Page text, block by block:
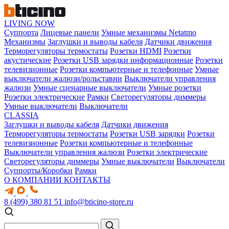
LIVING NOW
Суппорта Лицевые панели Умные механизмы Netatmo
Механизмы Заглушки и выводы кабеля Датчики движения
Терморегуляторы термостаты Розетки HDMI Розетки
акустические Розетки USB зарядки информационные Розетки
телевизионные Розетки компьютерные и телефонные Умные
выключатели жалюзи/рольставни Выключатели управления
жалюзи Умные сценарные выключатели Умные розетки
Розетки электрические Рамки Светорегуляторы диммеры
Умные выключатели Выключатели
CLASSIA
Заглушки и выводы кабеля Датчики движения
Терморегуляторы термостаты Розетки USB зарядки Розетки
телевизионные Розетки компьютерные и телефонные
Выключатели управления жалюзи Розетки электрические
Светорегуляторы диммеры Умные выключатели Выключатели
Суппорты/Коробки Рамки
О КОМПАНИИ КОНТАКТЫ
8 (499) 380 81 51 info@bticino-store.ru